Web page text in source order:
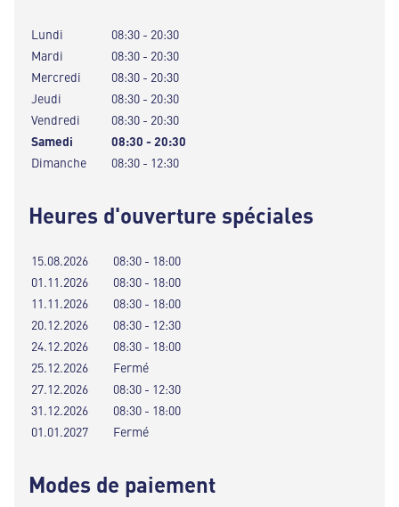
Lundi
08:30 - 20:30
Mardi
08:30 - 20:30
Mercredi
08:30 - 20:30
Jeudi
08:30 - 20:30
Vendredi
08:30 - 20:30
Samedi
08:30 - 20:30
Dimanche
08:30 - 12:30
Heures d'ouverture spéciales
15.08.2026
08:30 - 18:00
01.11.2026
08:30 - 18:00
11.11.2026
08:30 - 18:00
20.12.2026
08:30 - 12:30
24.12.2026
08:30 - 18:00
25.12.2026
Fermé
27.12.2026
08:30 - 12:30
31.12.2026
08:30 - 18:00
01.01.2027
Fermé
Modes de paiement